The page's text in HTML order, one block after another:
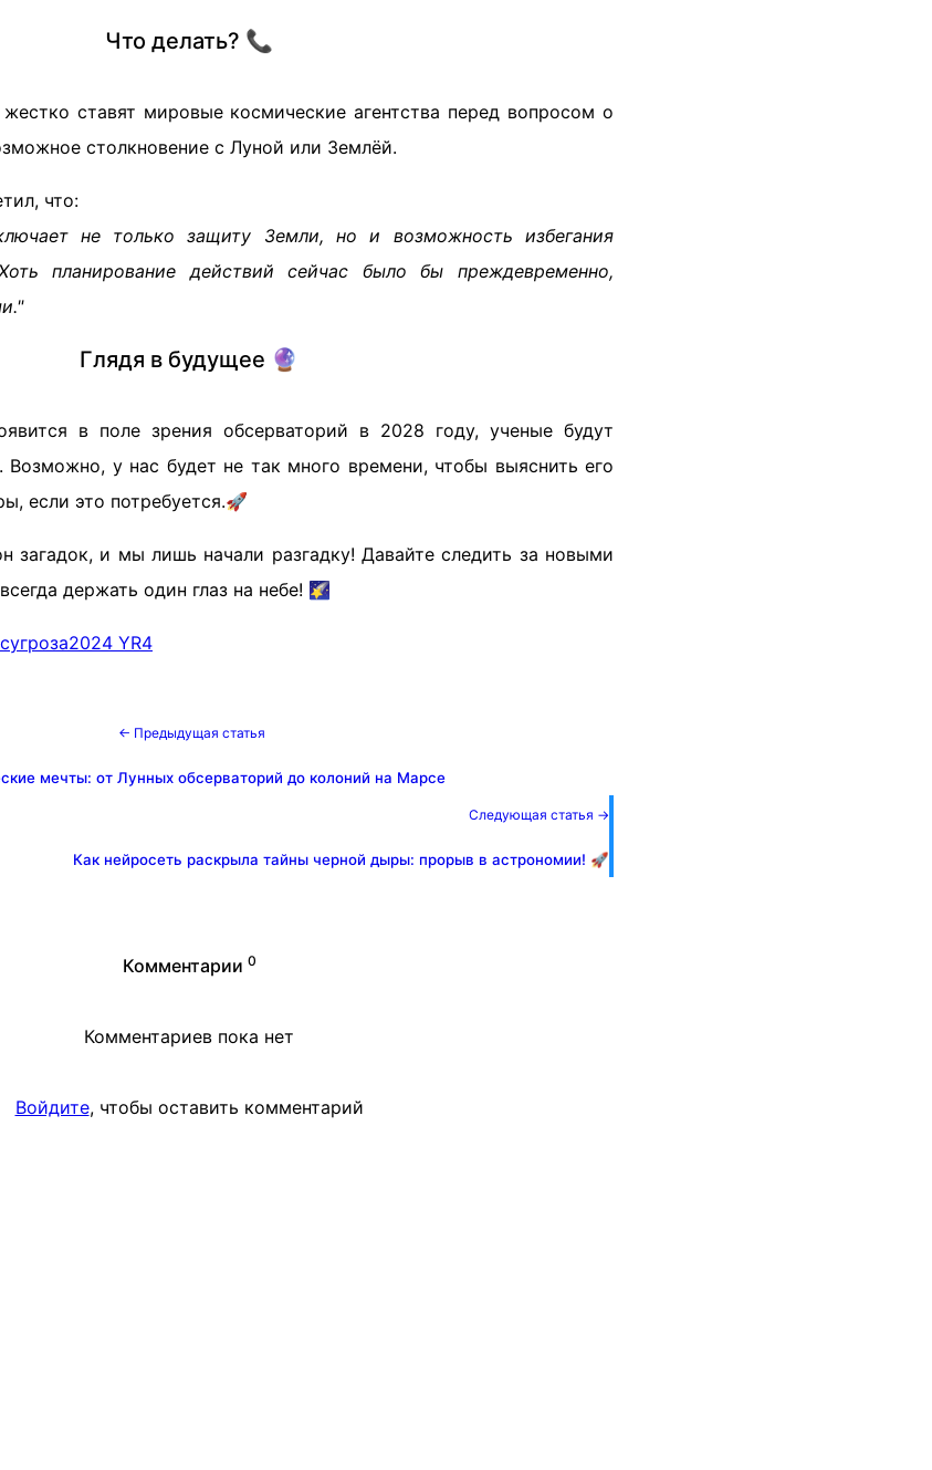
Что делать? 📞
жестко ставят мировые космические агентства перед вопросом о
столкновение с Луной или Землёй.
что:
не только защиту Земли, но и возможность избегания
планирование действий сейчас было бы преждевременно,
Глядя в будущее 🔮
в поле зрения обсерваторий в 2028 году, ученые будут
у нас будет не так много времени, чтобы выяснить его
если это потребуется.🚀
загадок, и мы лишь начали разгадку! Давайте следить за новыми
держать один глаз на небе! 🌠
угроза2024 YR4
← Предыдущая статья
мечты: от Лунных обсерваторий до колоний на Марсе
Следующая статья →
Как нейросеть раскрыла тайны черной дыры: прорыв в астрономии! 🚀
Комментарии 0
Комментариев пока нет
Войдите, чтобы оставить комментарий